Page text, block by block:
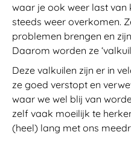
waar je ook weer last van
steeds weer overkomen.
problemen brengen en
Daarom worden ze
Deze valkuilen zijn er in
ze goed verstopt en
waar we wel blij van
zelf vaak moeilijk te
(heel) lang met ons